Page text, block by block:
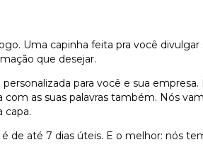
Uma capinha feita pra você
que desejar.
para você e sua
com as suas palavras também. Nós
capa.
de até 7 dias úteis. E o melhor: nós